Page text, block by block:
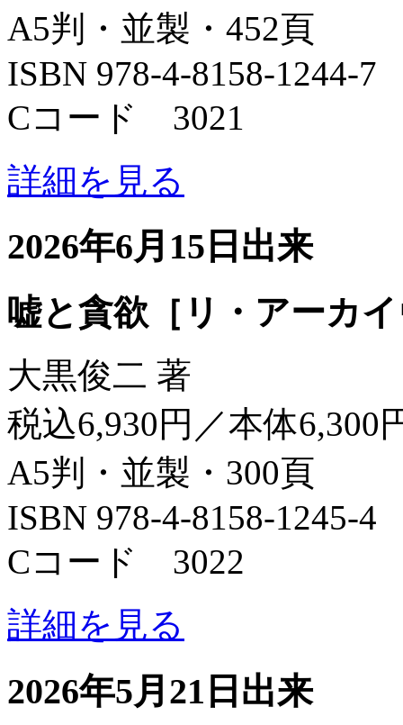
A5判・並製・452頁
ISBN 978-4-8158-1244-7
Cコード 3021
詳細を見る
2026年6月15日出来
嘘と貪欲［リ・アーカ
大黒俊二 著
税込6,930円／本体6,300
A5判・並製・300頁
ISBN 978-4-8158-1245-4
Cコード 3022
詳細を見る
2026年5月21日出来